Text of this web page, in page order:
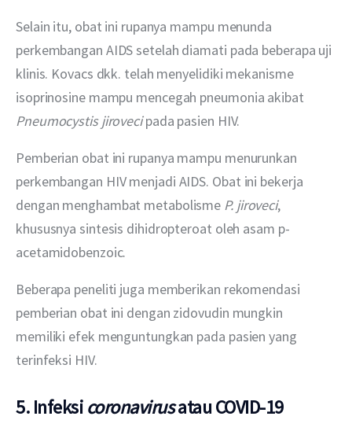
Selain itu, obat ini rupanya mampu menunda
perkembangan AIDS setelah diamati pada beberapa uji
klinis. Kovacs dkk. telah menyelidiki mekanisme
isoprinosine mampu mencegah pneumonia akibat
Pneumocystis jiroveci pada pasien HIV.
Pemberian obat ini rupanya mampu menurunkan
perkembangan HIV menjadi AIDS. Obat ini bekerja
dengan menghambat metabolisme P. jiroveci,
khususnya sintesis dihidropteroat oleh asam p-
acetamidobenzoic.
Beberapa peneliti juga memberikan rekomendasi
pemberian obat ini dengan zidovudin mungkin
memiliki efek menguntungkan pada pasien yang
terinfeksi HIV.
5. Infeksicoronavirusatau COVID-19